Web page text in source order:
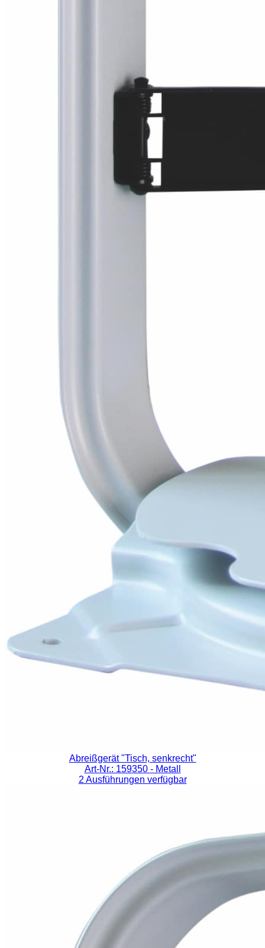
Abreißgerät "Tisch, senkrecht"
Art-Nr.: 159350 - Metall
2 Ausführungen verfügbar